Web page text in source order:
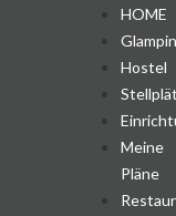
HOME
Hostel
Meine
Pläne